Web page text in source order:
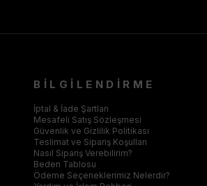
BİLGİLENDİRME
İptal & İade Şartları
Mesafeli Satış Sözleşmesi
Güvenlik ve Gizlilik Politikası
Teslimat ve Sipariş Koşulları
Nasıl Sipariş Verebilirim?
Beden Tablosu
Ödeme Seçeneklerimiz Nelerdir?